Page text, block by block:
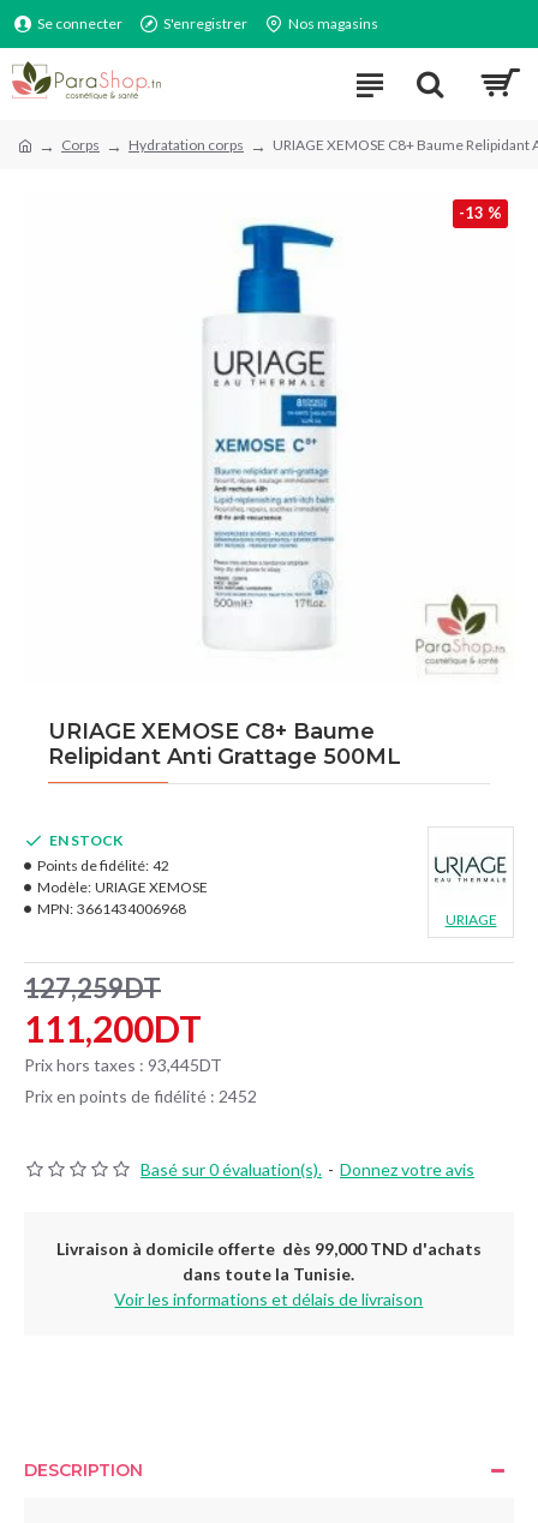
Se connecter S'enregistrer Nos magasins
Corps Hydratation corps URIAGE XEMOSE C8+ Baume
-13 %
URIAGE XEMOSE C8+ Baume
Relipidant Anti Grattage 500ML
Basé sur 0 évaluation(s). - Donnez votre avis
111,200DT
127,259DT
Prix hors taxes : 93,445DT
Prix en points de fidélité : 2452
EN STOCK
Points de fidélité: 42
Modèle: URIAGE XEMOSE
MPN: 3661434006968
URIAGE
Livraison à domicile offerte dès 99,000 TND d'achats
dans toute la Tunisie.
Voir les informations et délais de livraison
DESCRIPTION